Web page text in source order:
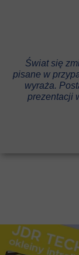
Świat się
pisane w
wyraża.
prezentacji